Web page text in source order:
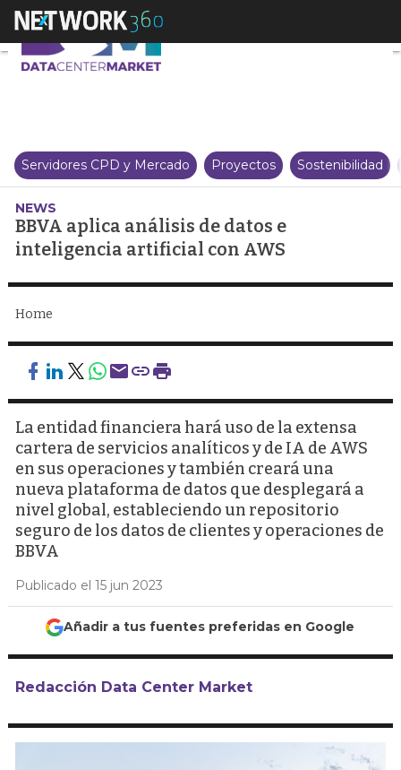
BBVA aplica análisis de datos
Servidores CPD y Mercado Proyectos Sostenibilidad
NEWS
BBVA aplica análisis de datos e
inteligencia artificial con AWS
Home
La entidad financiera hará uso de la extensa
cartera de servicios analíticos y de IA de AWS
en sus operaciones y también creará una
nueva plataforma de datos que desplegará a
nivel global, estableciendo un repositorio
seguro de los datos de clientes y operaciones de
BBVA
Publicado el 15 jun 2023
Añadir a tus fuentes preferidas en Google
Redacción Data Center Market